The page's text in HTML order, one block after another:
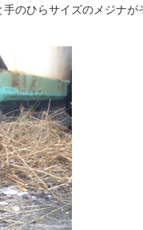
のひらサイズのメジナが